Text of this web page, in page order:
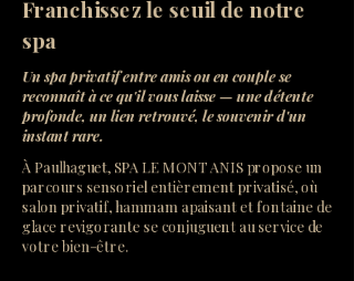
Franchissez le seuil de notre
spa
Un spa privatif entre amis ou en couple se
reconnaît à ce qu'il vous laisse — une détente
profonde, un lien retrouvé, le souvenir d'un
instant rare.
À Paulhaguet, SPA LE MONT ANIS propose un
parcours sensoriel entièrement privatisé, où
salon privatif, hammam apaisant et fontaine de
glace revigorante se conjuguent au service de
votre bien-être.